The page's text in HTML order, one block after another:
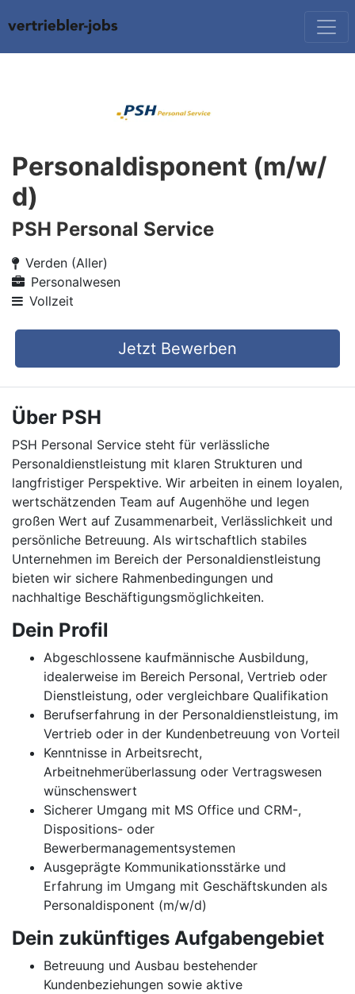
Personaldisponent (m/w/
d)
PSH Personal Service
Verden (Aller)
Personalwesen
Vollzeit
Jetzt Bewerben
Über PSH
PSH Personal Service steht für verlässliche
Personaldienstleistung mit klaren Strukturen und
langfristiger Perspektive. Wir arbeiten in einem loyalen,
wertschätzenden Team auf Augenhöhe und legen
großen Wert auf Zusammenarbeit, Verlässlichkeit und
persönliche Betreuung. Als wirtschaftlich stabiles
Unternehmen im Bereich der Personaldienstleistung
bieten wir sichere Rahmenbedingungen und
nachhaltige Beschäftigungsmöglichkeiten.
Dein Profil
Abgeschlossene kaufmännische Ausbildung,
idealerweise im Bereich Personal, Vertrieb oder
Dienstleistung, oder vergleichbare Qualifikation
Berufserfahrung in der Personaldienstleistung, im
Vertrieb oder in der Kundenbetreuung von Vorteil
Kenntnisse in Arbeitsrecht,
Arbeitnehmerüberlassung oder Vertragswesen
wünschenswert
Sicherer Umgang mit MS Office und CRM-,
Dispositions- oder
Bewerbermanagementsystemen
Ausgeprägte Kommunikationsstärke und
Erfahrung im Umgang mit Geschäftskunden als
Personaldisponent (m/w/d)
Dein zukünftiges Aufgabengebiet
Betreuung und Ausbau bestehender
Kundenbeziehungen sowie aktive